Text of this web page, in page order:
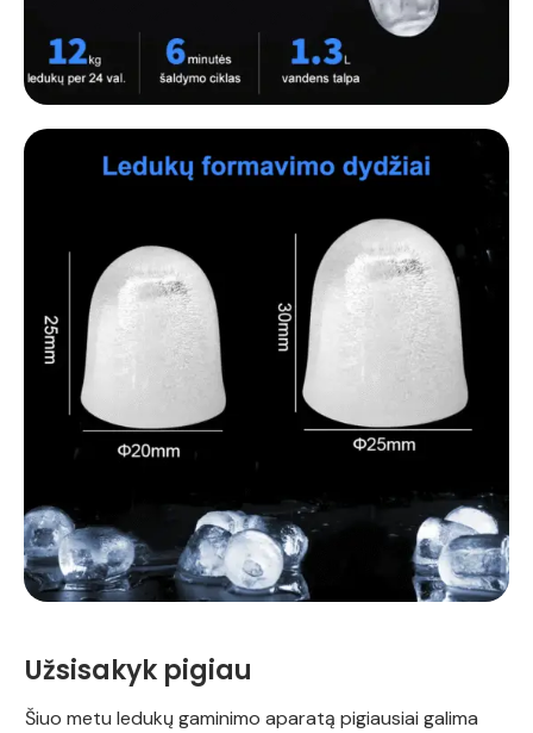
Užsisakyk pigiau
Šiuo metu ledukų gaminimo aparatą pigiausiai galima